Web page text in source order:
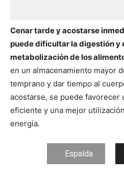
Cenar tarde y acostarse
puede dificultar la digestión y
metabolización de los
en un almacenamiento mayor
temprano y dar tiempo al
acostarse, se puede favorecer
eficiente y una mejor
energía.
Espalda